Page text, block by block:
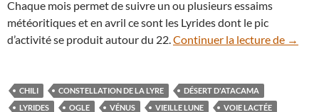
Chaque mois permet de suivre un ou plusieurs essaims
météoritiques et en avril ce sont les Lyrides dont le pic
d’activité se produit autour du 22.Continuer la lecture de Pluie
→
CHILI CONSTELLATION DE LA LYRE
DÉSERT D'ATACAMA
LYRIDES
OGLE VÉNUS VIEILLE LUNE VOIE LACTÉE